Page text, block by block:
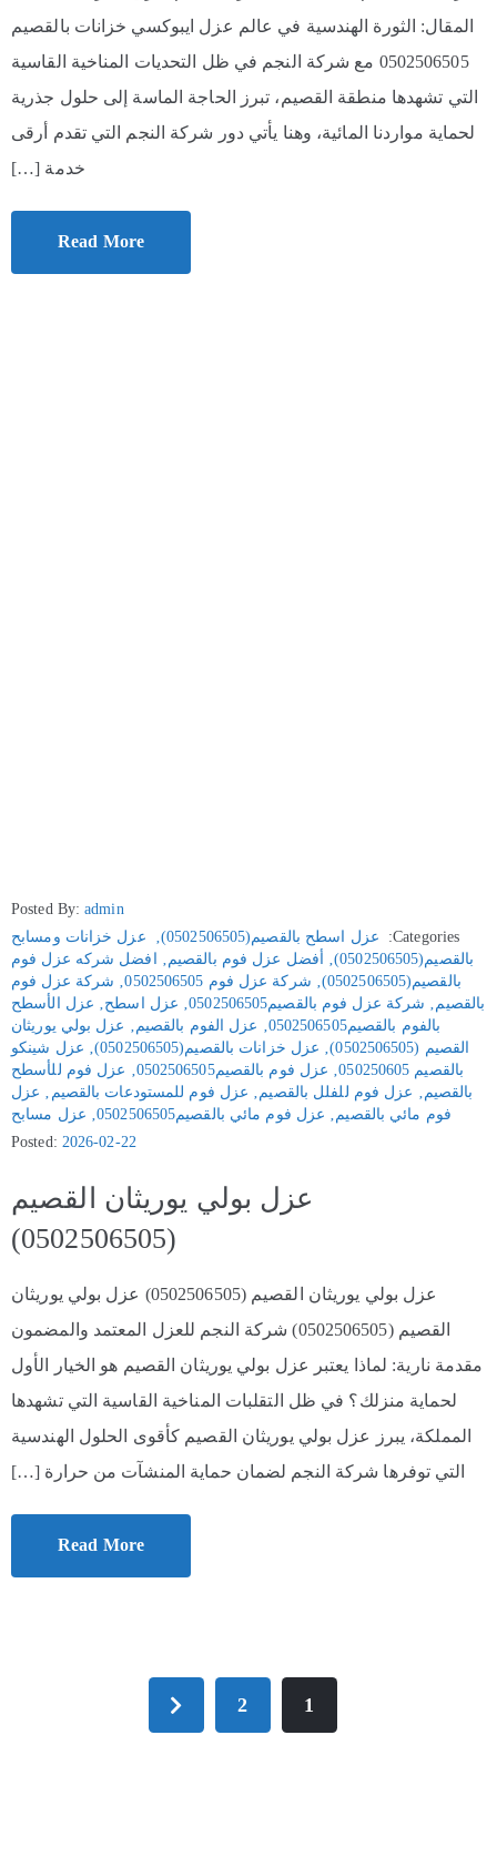
المقال: الثورة الهندسية في عالم عزل ايبوكسي خزانات بالقصيم
0502506505 مع شركة النجم في ظل التحديات المناخية القاسية
التي تشهدها منطقة القصيم، تبرز الحاجة الماسة إلى حلول جذرية
لحماية مواردنا المائية، وهنا يأتي دور شركة النجم التي تقدم أرقى
خدمة […]
Read More
Posted By:admin
Categories:
عزل اسطح بالقصيم(0502506505) ‚
عزل خزانات ومسابح
بالقصيم(0502506505)
‚ أفضل عزل فوم بالقصيم‚
افضل شركه عزل فوم
بالقصيم(0502506505)
‚ شركة عزل فوم 0502506505 ‚ شركة عزل فوم
بالقصيم‚ شركة عزل فوم بالقصيم0502506505 ‚ عزل اسطح‚ عزل الأسطح
بالفوم بالقصيم0502506505
‚ عزل الفوم بالقصيم‚ عزل بولي يوريثان
القصيم (0502506505)
‚ عزل خزانات بالقصيم(0502506505) ‚ عزل شينكو
بالقصيم 050250605
‚ عزل فوم بالقصيم0502506505 ‚ عزل فوم للأسطح
بالقصيم‚ عزل فوم للفلل بالقصيم‚ عزل فوم للمستودعات بالقصيم ‚ عزل
فوم مائي بالقصيم‚ عزل فوم مائي بالقصيم0502506505 ‚ عزل مسابح
Posted: 2026-02-22
عزل بولي يوريثان القصيم
(0502506505)
عزل بولي يوريثان القصيم (0502506505) عزل بولي يوريثان
القصيم (0502506505) شركة النجم للعزل المعتمد والمضمون
مقدمة نارية: لماذا يعتبر عزل بولي يوريثان القصيم هو الخيار الأول
لحماية منزلك؟ في ظل التقلبات المناخية القاسية التي تشهدها
المملكة، يبرز عزل بولي يوريثان القصيم كأقوى الحلول الهندسية
التي توفرها شركة النجم لضمان حماية المنشآت من حرارة […]
Read More
1
2